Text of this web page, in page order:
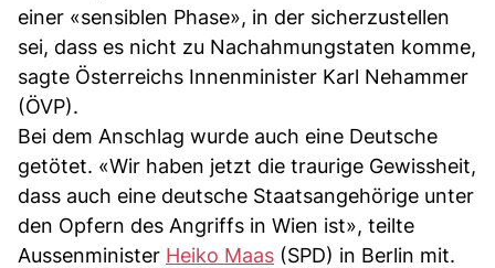
einer «sensiblen Phase», in der sicherzustellen
sei, dass es nicht zu Nachahmungstaten komme,
sagte Österreichs Innenminister Karl Nehammer
(ÖVP).
Bei dem Anschlag wurde auch eine Deutsche
getötet. «Wir haben jetzt die traurige Gewissheit,
dass auch eine deutsche Staatsangehörige unter
den Opfern des Angriffs in Wien ist», teilte
Aussenminister Heiko Maas (SPD) in Berlin mit.